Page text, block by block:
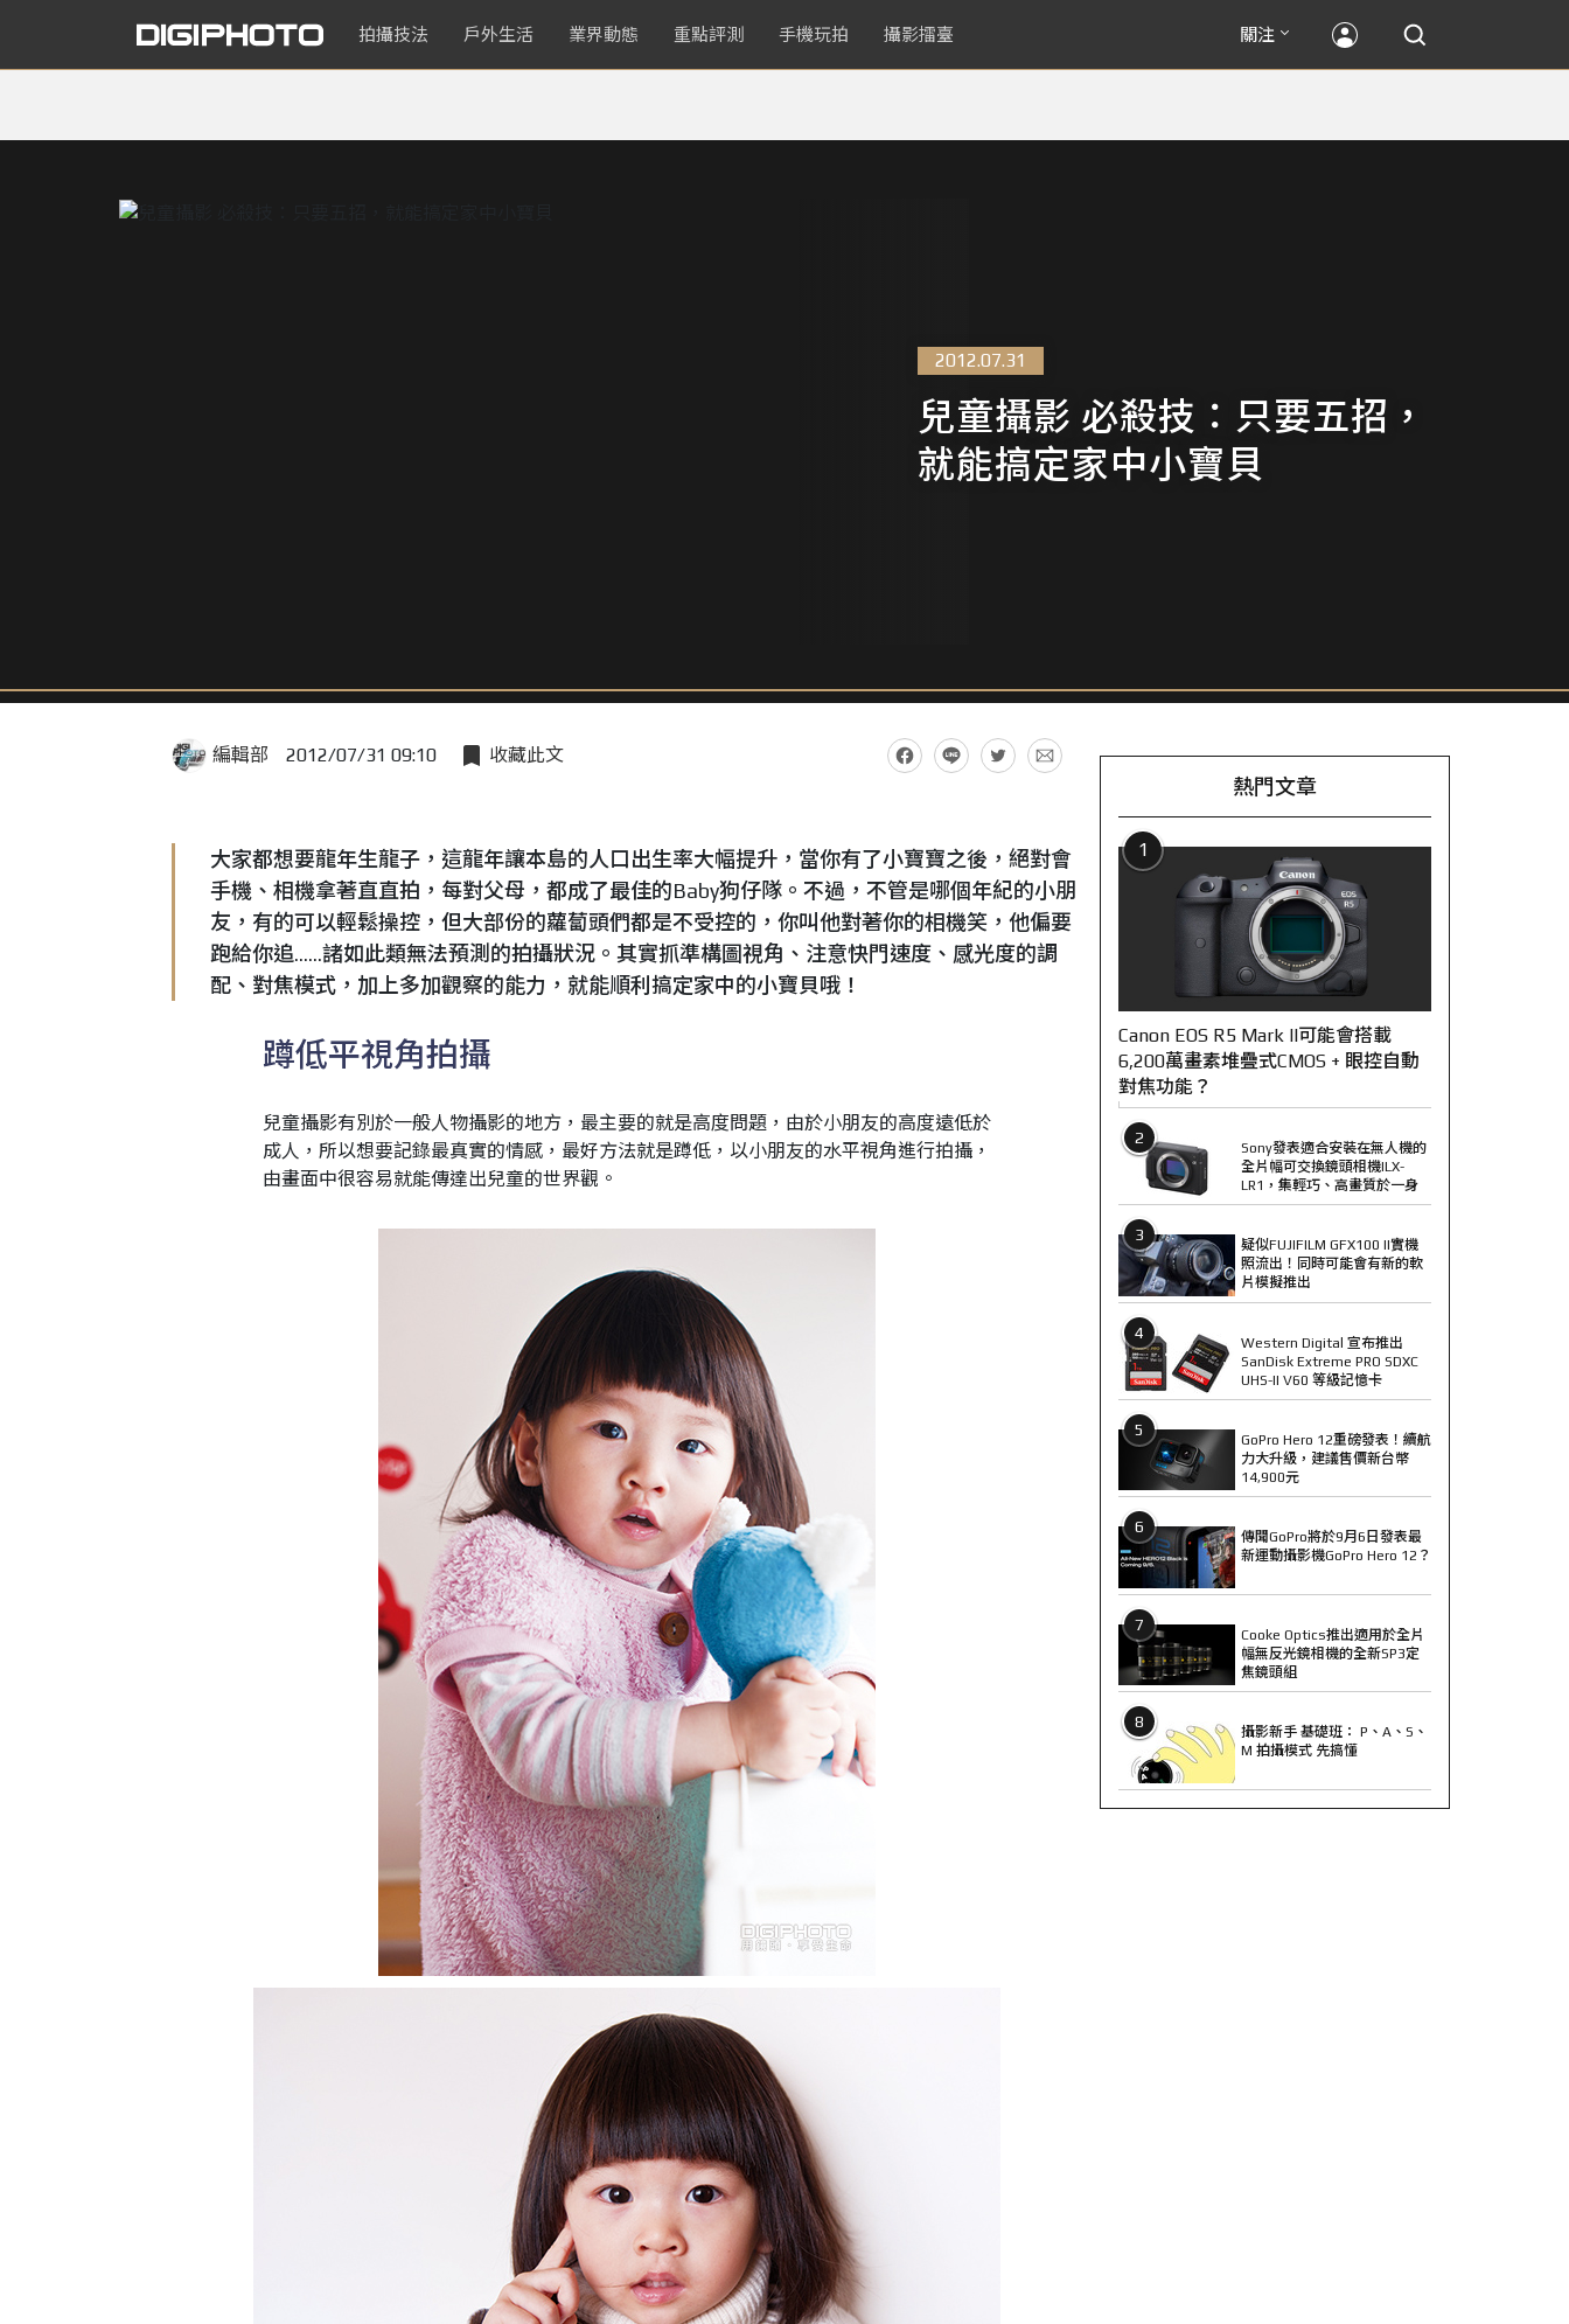
拍攝技法 戶外生活 業界動態 重點評測 手機玩拍 攝影擂臺 關注
2012.07.31
兒童攝影 必殺技：只要五招，
就能搞定家中小寶貝
編輯部 2012/07/31 09:10 收藏此文
大家都想要龍年生龍子，這龍年讓本島的人口出生率大幅提升，當你有了小寶寶之後，絕對會
手機、相機拿著直直拍，每對父母，都成了最佳的Baby狗仔隊。不過，不管是哪個年紀的小朋
友，有的可以輕鬆操控，但大部份的蘿蔔頭們都是不受控的，你叫他對著你的相機笑，他偏要
跑給你追......諸如此類無法預測的拍攝狀況。其實抓準構圖視角、注意快門速度、感光度的調
配、對焦模式，加上多加觀察的能力，就能順利搞定家中的小寶貝哦！
蹲低平視角拍攝
兒童攝影有別於一般人物攝影的地方，最主要的就是高度問題，由於小朋友的高度遠低於
成人，所以想要記錄最真實的情感，最好方法就是蹲低，以小朋友的水平視角進行拍攝，
由畫面中很容易就能傳達出兒童的世界觀。
熱門文章
1
Canon EOS R5 Mark II可能會搭載
6,200萬畫素堆疊式CMOS + 眼控自動
對焦功能？
2
Sony發表適合安裝在無人機的
全片幅可交換鏡頭相機ILX-
LR1，集輕巧、高畫質於一身
3
疑似FUJIFILM GFX100 II實機
照流出！同時可能會有新的軟
片模擬推出
4
Western Digital 宣布推出
SanDisk Extreme PRO SDXC
UHS-II V60 等級記憶卡
5
GoPro Hero 12重磅發表！續航
力大升級，建議售價新台幣
14,900元
6
傳聞GoPro將於9月6日發表最
新運動攝影機GoPro Hero 12？
7
Cooke Optics推出適用於全片
幅無反光鏡相機的全新SP3定
焦鏡頭組
8
攝影新手 基礎班： P、A、S、
M 拍攝模式 先搞懂